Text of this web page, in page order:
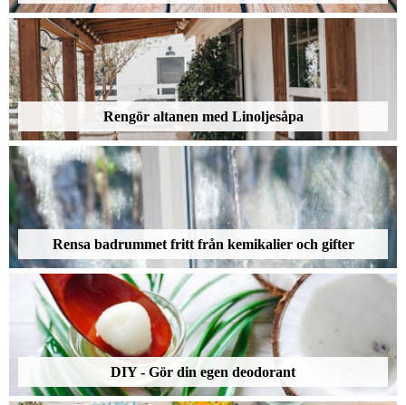
Rengör altanen med Linoljesåpa
Rensa badrummet fritt från kemikalier och gifter
DIY - Gör din egen deodorant